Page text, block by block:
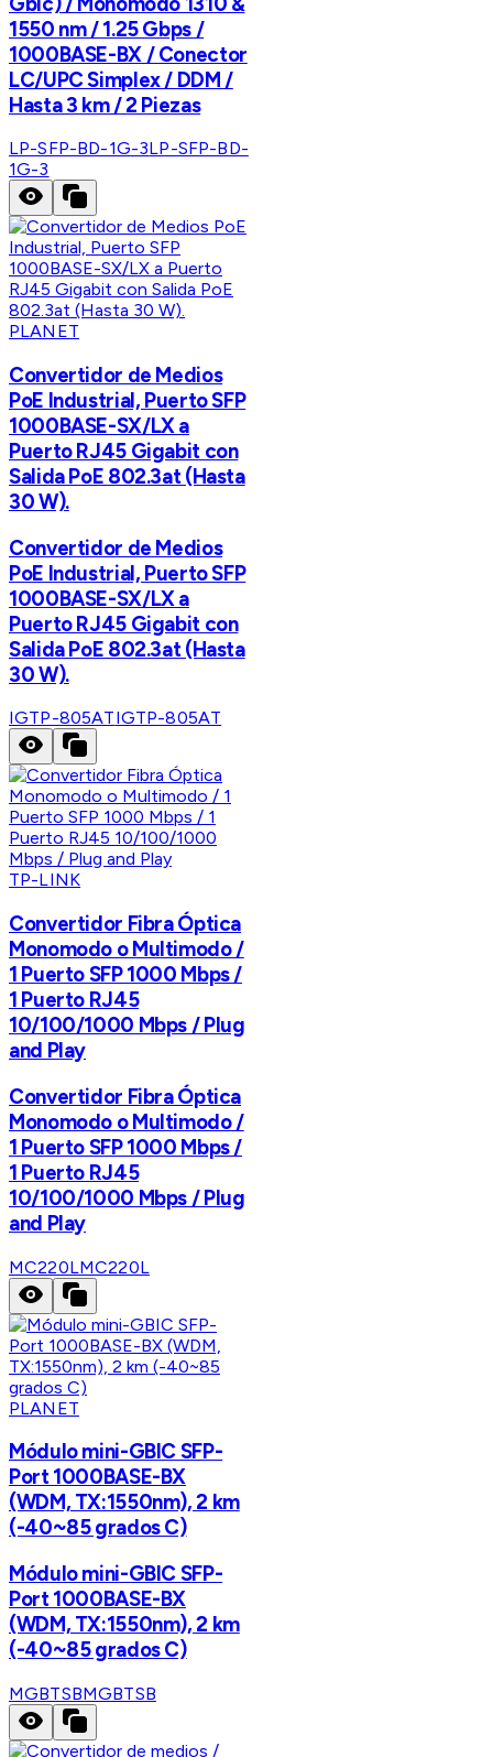
1550 nm / 1.25 Gbps /
1000BASE-BX / Conector
LC/UPC Simplex / DDM /
Hasta 3 km / 2 Piezas
LP-SFP-BD-1G-3LP-SFP-BD-
1G-3
PLANET
Convertidor de Medios
PoE Industrial, Puerto SFP
1000BASE-SX/LX a
Puerto RJ45 Gigabit con
Salida PoE 802.3at (Hasta
30 W).
Convertidor de Medios
PoE Industrial, Puerto SFP
1000BASE-SX/LX a
Puerto RJ45 Gigabit con
Salida PoE 802.3at (Hasta
30 W).
IGTP-805ATIGTP-805AT
TP-LINK
Convertidor Fibra Óptica
Monomodo o Multimodo /
1 Puerto SFP 1000 Mbps /
1 Puerto RJ45
10/100/1000 Mbps / Plug
and Play
Convertidor Fibra Óptica
Monomodo o Multimodo /
1 Puerto SFP 1000 Mbps /
1 Puerto RJ45
10/100/1000 Mbps / Plug
and Play
MC220LMC220L
PLANET
Módulo mini-GBIC SFP-
Port 1000BASE-BX
(WDM, TX:1550nm), 2 km
(-40~85 grados C)
Módulo mini-GBIC SFP-
Port 1000BASE-BX
(WDM, TX:1550nm), 2 km
(-40~85 grados C)
MGBTSBMGBTSB